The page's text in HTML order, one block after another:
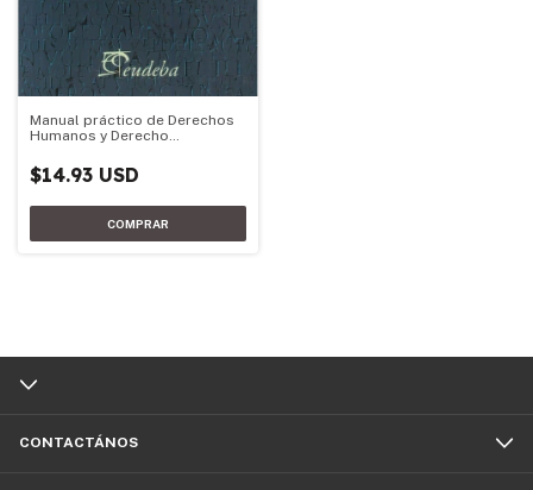
Manual práctico de Derechos
Humanos y Derecho
$14.93 USD
CONTACTÁNOS